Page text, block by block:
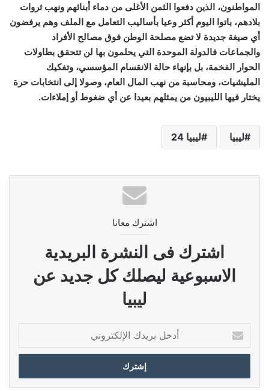
المواطنون، الذين دفعوا الثمن الأغلى من دماء أبنائهم ونهب ثروات
بلادهم، باتوا اليوم أكثر وعيا بأساليب التعامل مع الملف وهم يرفضون
أي صيغة جديدة لا تضع مصلحة الوطن فوق مصالح الأفراد
والجماعات فالدولة الموحدة التي يحلمون بها لن تتحقق بطاولات
الحوار الفخمة، بل بإنهاء حالة الانقسام المؤسسي، وتفكيك
المليشيات، ومحاسبة من نهب المال العام، وصولا إلى انتخابات حرة
يختار فيها الليبيون من يمثلهم بعيدا عن أي ضغوط أو إملاءات.
ليبيا ليبيا 24
اشترك معانا
اشترك فى النشرة البريدية
الاسبوعية ليصلك كل جديد عن
ليبيا
بريدك
الإلكتروني